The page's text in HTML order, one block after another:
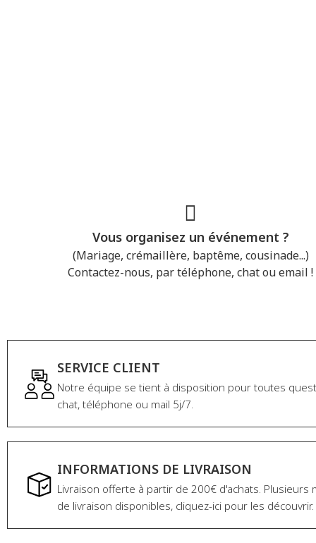
Vous organisez un événement ?
(Mariage, crémaillère, baptême, cousinade...)
Contactez-nous, par téléphone, chat ou email !
SERVICE CLIENT
Notre équipe se tient à disposition pour toutes
chat, téléphone ou mail 5j/7.
INFORMATIONS DE LIVRAISON
Livraison offerte à partir de 200€ d'achats. Plusieurs
de livraison disponibles, cliquez-ici pour les découvrir.